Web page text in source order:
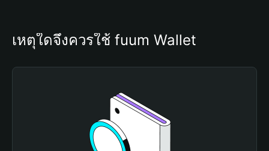
เหตุใดจึงควรใช้ fuum Wallet